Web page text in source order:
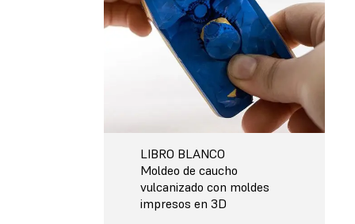
LIBRO BLANCO
Moldeo de caucho
vulcanizado con moldes
impresos en 3D